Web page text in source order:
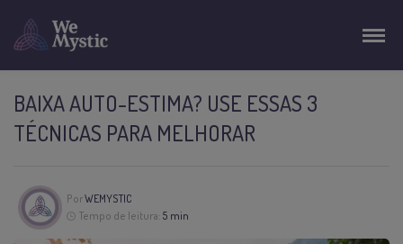
BAIXA AUTO-ESTIMA? USE ESSAS 3
TÉCNICAS PARA MELHORAR
PorWEMYSTIC
Tempo de leitura: 5 min